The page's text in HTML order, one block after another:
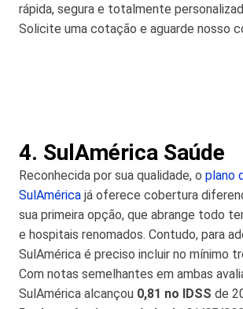
rápida, segura e totalmente
Solicite uma cotação e aguarde nosso
4. SulAmérica Saúde
Reconhecida por sua qualidade, o plano
SulAmérica já oferece cobertura
sua primeira opção, que abrange todo
e hospitais renomados. Contudo, para
SulAmérica é preciso incluir no mínimo
Com notas semelhantes em ambas
SulAmérica alcançou 0,81 no IDSS de